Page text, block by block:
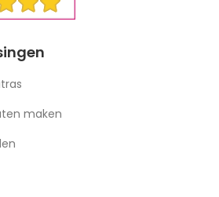
maken